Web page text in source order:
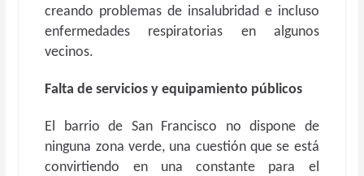
creando problemas de insalubridad e incluso
enfermedades respiratorias en algunos
vecinos.
Falta de servicios y equipamiento públicos
El barrio de San Francisco no dispone de
ninguna zona verde, una cuestión que se está
convirtiendo en una constante para el